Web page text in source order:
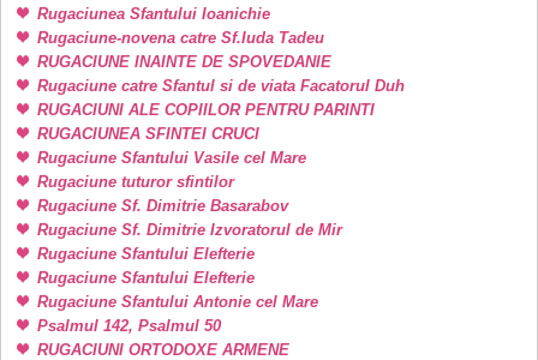
Rugaciunea Sfantului Ioanichie
Rugaciune-novena catre Sf.Iuda Tadeu
RUGACIUNE INAINTE DE SPOVEDANIE
Rugaciune catre Sfantul si de viata Facatorul Duh
RUGACIUNI ALE COPIILOR PENTRU PARINTI
RUGACIUNEA SFINTEI CRUCI
Rugaciune Sfantului Vasile cel Mare
Rugaciune tuturor sfintilor
Rugaciune Sf. Dimitrie Basarabov
Rugaciune Sf. Dimitrie Izvoratorul de Mir
Rugaciune Sfantului Elefterie
Rugaciune Sfantului Elefterie
Rugaciune Sfantului Antonie cel Mare
Psalmul 142, Psalmul 50
RUGACIUNI ORTODOXE ARMENE